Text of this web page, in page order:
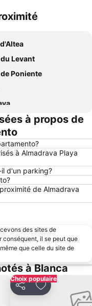
Levant
Poniente
Poniente
de Jávea
Mar
de la Méditerranée
Raset
Maritime Centre
à propos de
à Almadrava Playa
d'un parking?
de Almadrava
des sites de
conséquent, il se peut que
que celle du site de
à Blanca
Choix populaire
PartagerAjouter à